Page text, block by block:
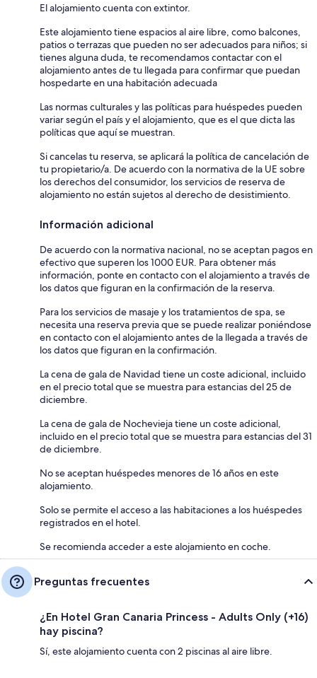
El alojamiento cuenta con extintor.
Este alojamiento tiene espacios al aire libre, como balcones,
patios o terrazas que pueden no ser adecuados para niños; si
tienes alguna duda, te recomendamos contactar con el
alojamiento antes de tu llegada para confirmar que puedan
hospedarte en una habitación adecuada
Las normas culturales y las políticas para huéspedes pueden
variar según el país y el alojamiento, que es el que dicta las
políticas que aquí se muestran.
Si cancelas tu reserva, se aplicará la política de cancelación de
tu propietario/a. De acuerdo con la normativa de la UE sobre
los derechos del consumidor, los servicios de reserva de
alojamiento no están sujetos al derecho de desistimiento.
Información adicional
De acuerdo con la normativa nacional, no se aceptan pagos en
efectivo que superen los 1000 EUR. Para obtener más
información, ponte en contacto con el alojamiento a través de
los datos que figuran en la confirmación de la reserva.
Para los servicios de masaje y los tratamientos de spa, se
necesita una reserva previa que se puede realizar poniéndose
en contacto con el alojamiento antes de la llegada a través de
los datos que figuran en la confirmación.
La cena de gala de Navidad tiene un coste adicional, incluido
en el precio total que se muestra para estancias del 25 de
diciembre.
La cena de gala de Nochevieja tiene un coste adicional,
incluido en el precio total que se muestra para estancias del 31
de diciembre.
No se aceptan huéspedes menores de 16 años en este
alojamiento.
Solo se permite el acceso a las habitaciones a los huéspedes
registrados en el hotel.
Se recomienda acceder a este alojamiento en coche.
Preguntas frecuentes
¿En Hotel Gran Canaria Princess - Adults Only (+16)
hay piscina?
Sí, este alojamiento cuenta con 2 piscinas al aire libre.